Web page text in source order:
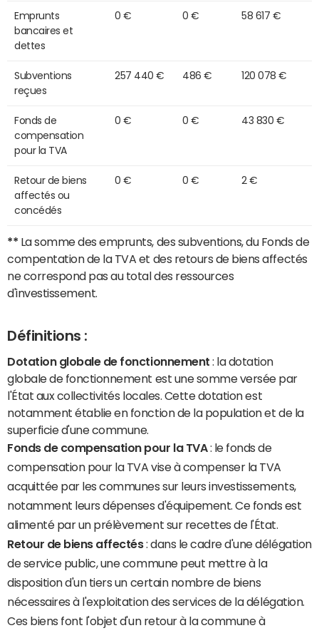
Emprunts
bancaires et
dettes
0 € 0 € 58 617 €
Subventions
reçues
257 440 € 486 € 120 078 €
Fonds de
compensation
pour la TVA
0 € 0 € 43 830 €
Retour de biens
affectés ou
concédés
0 € 0 € 2 €
** La somme des emprunts, des subventions, du Fonds de
compentation de la TVA et des retours de biens affectés
ne correspond pas au total des ressources
d'investissement.
Définitions :
Dotation globale de fonctionnement : la dotation
globale de fonctionnement est une somme versée par
l'État aux collectivités locales. Cette dotation est
notamment établie en fonction de la population et de la
superficie d'une commune.
Fonds de compensation pour la TVA: le fonds de
compensation pour la TVA vise à compenser la TVA
acquittée par les communes sur leurs investissements,
notamment leurs dépenses d'équipement. Ce fonds est
alimenté par un prélèvement sur recettes de l'État.
Retour de biens affectés: dans le cadre d'une délégation
de service public, une commune peut mettre à la
disposition d'un tiers un certain nombre de biens
nécessaires à l'exploitation des services de la délégation.
Ces biens font l'objet d'un retour à la commune à